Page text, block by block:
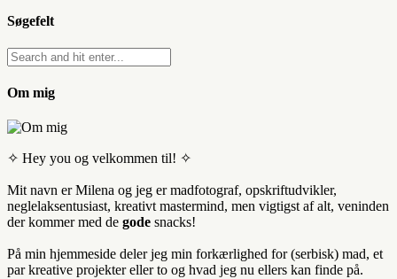
Søgefelt
Om mig
✧ Hey you og velkommen til! ✧
Mit navn er Milena og jeg er madfotograf, opskriftudvikler,
neglelaksentusiast, kreativt mastermind, men vigtigst af alt, veninden
der kommer med de gode snacks!
På min hjemmeside deler jeg min forkærlighed for (serbisk) mad, et
par kreative projekter eller to og hvad jeg nu ellers kan finde på.